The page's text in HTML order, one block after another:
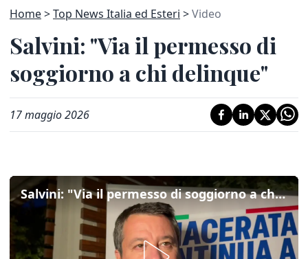
Home Top News Italia ed Esteri Video
Salvini: "Via il permesso di
soggiorno a chi delinque"
17 maggio 2026
Salvini: "Via il permesso di soggiorno a chi delinque"